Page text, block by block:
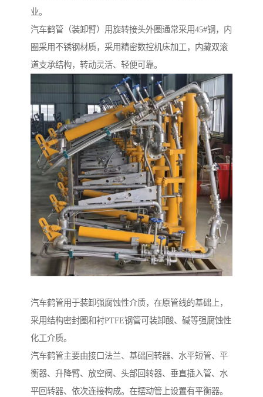
业。
汽车鹤管（装卸臂）用旋转接头外圈通常采用45#钢，内
圈采用不锈钢材质，采用精密数控机床加工，内藏双滚
道支承结构，转动灵活、轻便可靠。
汽车鹤管用于装卸强腐蚀性介质，在原管线的基础上，
采用结构密封圈和衬PTFE钢管可装卸酸、碱等强腐蚀性
化工介质。
汽车鹤管主要由接口法兰、基础回转器、水平短管、平
衡器、升降臂、放空阀、头部回转器、垂直插入管、水
平回转器、依次连接构成。在摆动管上设置有平衡器。